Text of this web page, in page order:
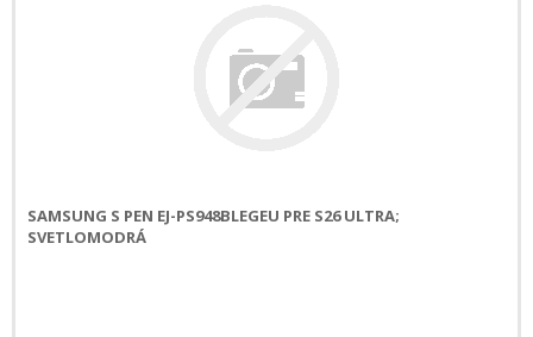
SAMSUNG S PEN EJ-PS948BLEGEU PRE S26 ULTRA;
SVETLOMODRÁ